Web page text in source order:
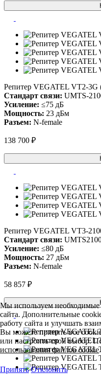
Репитер VEGATEL VT2-3G
Стандарт связи: UMTS-
Усиление: ≤75 дБ
Мощность: 23 дБм
Разъем: N-female
138 700 ₽
Репитер VEGATEL VT3-
Стандарт связи:
Усиление: ≤80 дБ
Мощность: 27 дБм
Разъем: N-female
58 857 ₽
Мы используем необходимые
сайта. Дополнительные
работу сайта и улучшать
Вы можете принять все
или настроить свой выбор.
использования файлов cookie.
Принять Отклонить